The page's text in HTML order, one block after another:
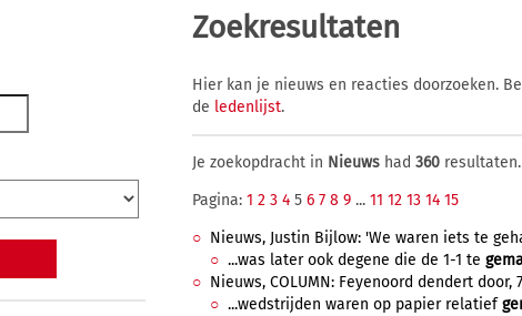
Zoekresultaten
Hier kan je nieuws en reacties doorzoeken.
de ledenlijst.
Je zoekopdracht in Nieuws had 360 resultaten.
Pagina: 1 2 3 4 5 6 7 8 9 ... 11 12 13 14 15
Nieuws, Justin Bijlow: 'We waren iets te
...was later ook degene die de 1-1 te
Nieuws, COLUMN: Feyenoord dendert door,
...wedstrijden waren op papier relatief